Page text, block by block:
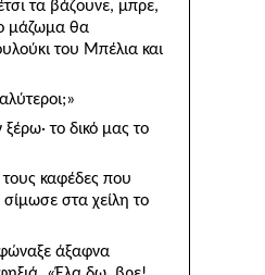
τα βάζουνε, μπρε,
μάζωμα θα
του Μπέλια και
ξέρω· το δικό μας το
τους καφέδες που
σίμωσε στα χείλη το
άξαφνα